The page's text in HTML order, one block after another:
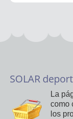
SOLAR
La
como
los